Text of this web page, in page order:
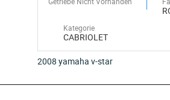
Kategorie
CABRIOLET
2008 yamaha v-star